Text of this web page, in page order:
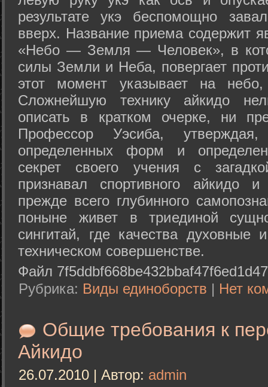
результате укэ беспомощно
вверх. Название приема содержит
«Небо — Земля — Человек», в
силы Земли и Неба, повергает
этот момент указывает на
Сложнейшую технику айкидо
описать в кратком очерке, ни
Профессор Уэсиба,
определенных форм и
секрет своего учения с
признавал спортивного айкидо
прежде всего глубинного
поныне живет в триединой
сингитай, где качества духовные
техническом совершенстве.
Файл
Рубрика: Виды единоборств | Нет
Общие требования к
Айкидо
26.07.2010 | Автор: admin